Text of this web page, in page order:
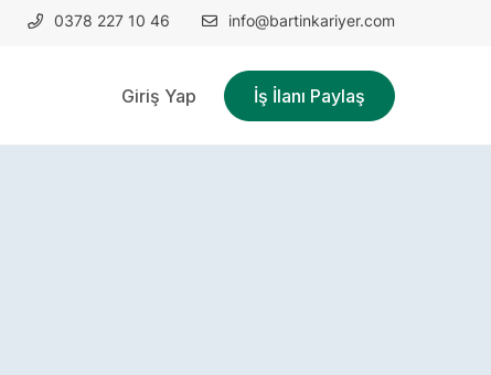
0378 227 10 46 info@bartinkariyer.com
Giriş Yap İş İlanı Paylaş